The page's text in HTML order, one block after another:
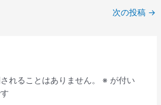
次の投稿 →
れることはありません。 ※ が付い